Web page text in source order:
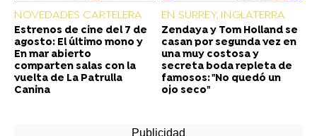
NOVEDADES CARTELERA
Estrenos de cine del 7 de
agosto: El último mono y
En mar abierto
comparten salas con la
vuelta de La Patrulla
Canina
EN SURREY, INGLATERRA
Zendaya y Tom Holland se
casan por segunda vez en
una muy costosa y
secreta boda repleta de
famosos: "No quedó un
ojo seco"